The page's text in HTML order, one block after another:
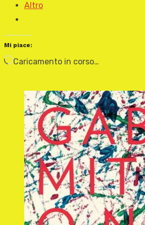
Altro
Mi piace:
Caricamento in corso…